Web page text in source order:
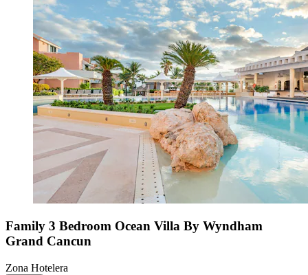
Family 3 Bedroom Ocean Villa By Wyndham
Grand Cancun
Zona Hotelera